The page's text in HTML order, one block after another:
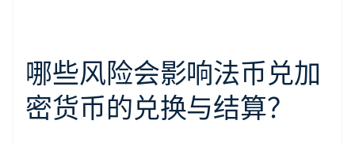
哪些风险会影响法币兑加
密货币的兑换与结算？